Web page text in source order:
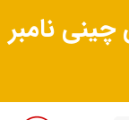
نامبر